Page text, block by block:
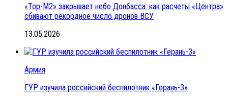
«Тор-М2» закрывает небо Донбасса: как расчеты «Центра»
сбивают рекордное число дронов ВСУ
13.05.2026
Армия
ГУР изучила российский беспилотник «Герань-3»